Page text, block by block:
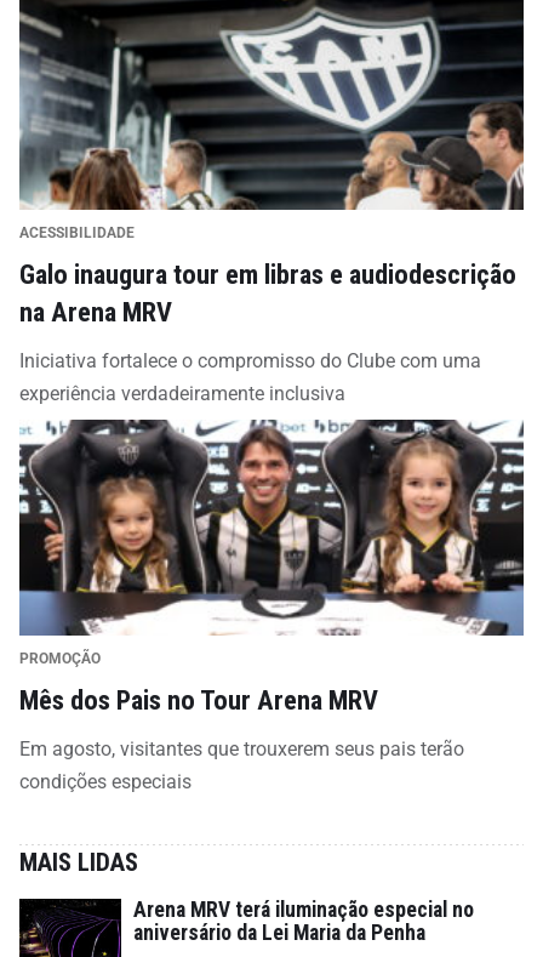
ACESSIBILIDADE
Galo inaugura tour em libras e audiodescrição
na Arena MRV
Iniciativa fortalece o compromisso do Clube com uma
experiência verdadeiramente inclusiva
PROMOÇÃO
Mês dos Pais no Tour Arena MRV
Em agosto, visitantes que trouxerem seus pais terão
condições especiais
MAIS LIDAS
Arena MRV terá iluminação especial no
aniversário da Lei Maria da Penha